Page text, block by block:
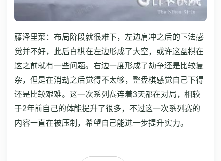
藤泽里菜：布局阶段就很难下，左边肩冲之后的下法感
觉并不好，此后白棋在左边形成了大空，或许这盘棋在
这之前就有一些问题。右边一度形成了劫争还是比较复
杂，但是在消劫之后觉得不太够，整盘棋感觉自己下得
还是比较艰难。 这一次系列赛连着3天都在对局，相较
于2年前自己的体能提升了很多，不过这一次系列赛的
内容一直在被压制，希望自己能进一步提升实力。